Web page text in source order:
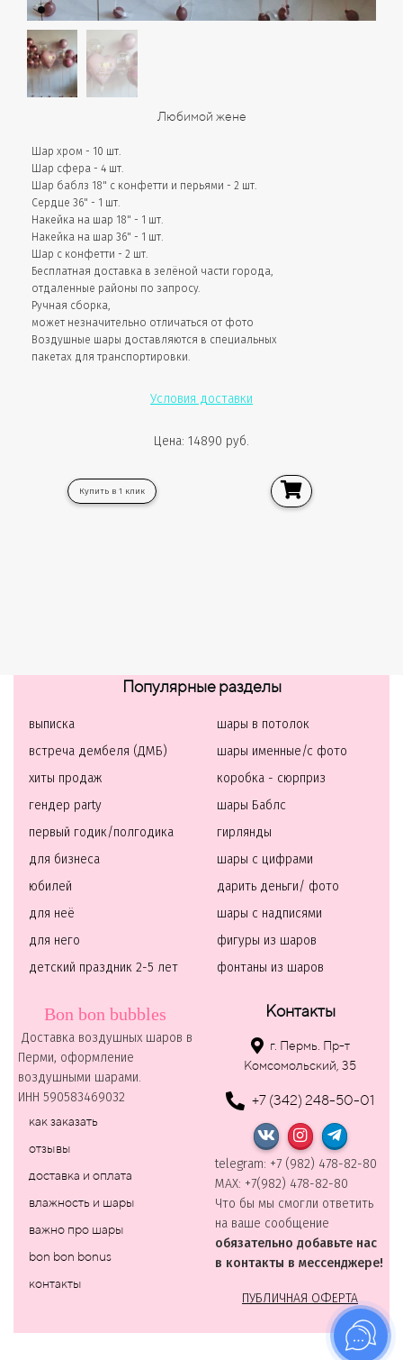
Любимой жене
Шар хром - 10 шт.
Шар сфера - 4 шт.
Шар баблз 18" с конфетти и перьями - 2 шт.
Сердце 36" - 1 шт.
Накейка на шар 18" - 1 шт.
Накейка на шар 36" - 1 шт.
Шар с конфетти - 2 шт.
Бесплатная доставка в зелёной части города,
отдаленные районы по запросу.
Ручная сборка,
может незначительно отличаться от фото
Воздушные шары доставляются в специальных
пакетах для транспортировки.
Условия доставки
Цена: 14890 руб.
Купить в 1 клик
Популярные разделы
выписка
встреча дембеля (ДМБ)
хиты продаж
гендер party
первый годик/полгодика
для бизнеса
юбилей
для неё
для него
детский праздник 2-5 лет
шары в потолок
шары именные/с фото
коробка - сюрприз
шары Баблс
гирлянды
шары с цифрами
дарить деньги/ фото
шары с надписями
фигуры из шаров
фонтаны из шаров
Bon bon bubbles
Доставка воздушных шаров в
Перми, оформление
воздушными шарами.
ИНН 590583469032
как заказать
отзывы
доставка и оплата
влажность и шары
важно про шары
bon bon bonus
контакты
Контакты
г. Пермь. Пр-т
Комсомольский, 35
+7 (342) 248-50-01
telegram: +7 (982) 478-82-80
MAХ: +7(982) 478-82-80
Что бы мы смогли ответить
на ваше сообщение
обязательно добавьте нас
в контакты в мессенджере!
ПУБЛИЧНАЯ ОФЕРТА